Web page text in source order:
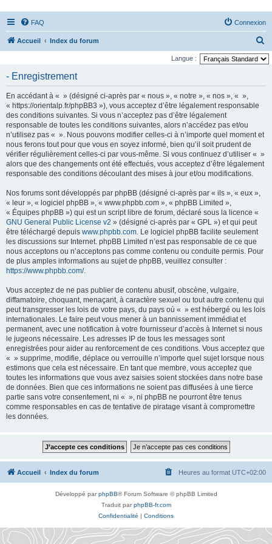
FAQ Connexion
Accueil Index du forum
e
Langue :
- Enregistrement
En accédant à « » (désigné ci-après par « nous », « notre », « nos », « »,
« https://orientalp.fr/phpBB3 »), vous acceptez d’être légalement responsable
des conditions suivantes. Si vous n’acceptez pas d’être légalement
responsable de toutes les conditions suivantes, alors n’accédez pas et/ou
n’utilisez pas « ». Nous pouvons modifier celles-ci à n’importe quel moment et
nous ferons tout pour que vous en soyez informé, bien qu’il soit prudent de
vérifier régulièrement celles-ci par vous-même. Si vous continuez d’utiliser « »
alors que des changements ont été effectués, vous acceptez d’être légalement
responsable des conditions découlant des mises à jour et/ou modifications.
Nos forums sont développés par phpBB (désigné ci-après par « ils », « eux »,
« leur », « logiciel phpBB », « www.phpbb.com », « phpBB Limited »,
« Équipes phpBB ») qui est un script libre de forum, déclaré sous la licence «
GNU General Public License v2 » (désigné ci-après par « GPL ») et qui peut
être téléchargé depuis www.phpbb.com. Le logiciel phpBB facilite seulement
les discussions sur Internet. phpBB Limited n’est pas responsable de ce que
nous acceptons ou n’acceptons pas comme contenu ou conduite permis. Pour
de plus amples informations au sujet de phpBB, veuillez consulter :
https://www.phpbb.com/.
Vous acceptez de ne pas publier de contenu abusif, obscène, vulgaire,
diffamatoire, choquant, menaçant, à caractère sexuel ou tout autre contenu qui
peut transgresser les lois de votre pays, du pays où « » est hébergé ou les lois
internationales. Le faire peut vous mener à un bannissement immédiat et
permanent, avec une notification à votre fournisseur d’accès à Internet si nous
le jugeons nécessaire. Les adresses IP de tous les messages sont
enregistrées pour aider au renforcement de ces conditions. Vous acceptez que
« » supprime, modifie, déplace ou verrouille n’importe quel sujet lorsque nous
estimons que cela est nécessaire. En tant que membre, vous acceptez que
toutes les informations que vous avez saisies soient stockées dans notre base
de données. Bien que ces informations ne soient pas diffusées à une tierce
partie sans votre consentement, ni « », ni phpBB ne pourront être tenus
comme responsables en cas de tentative de piratage visant à compromettre
les données.
Accueil Index du forum Heures au format UTC+02:00
Développé parphpBB® Forum Software © phpBB Limited
Traduit parphpBB-fr.com
Confidentialité | Conditions